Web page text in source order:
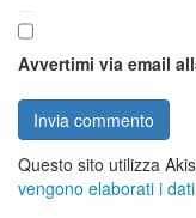
Avvertimi via email
Questo sito utilizza
vengono elaborati i